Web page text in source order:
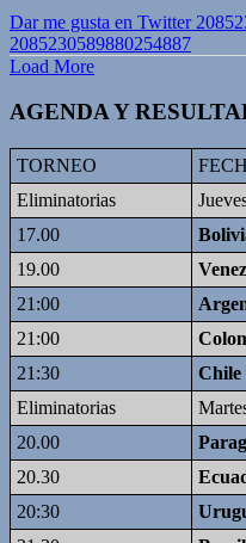
Dar me gusta en Twitter
2085230589880254887
Load More
AGENDA Y
TORNEO
Eliminatorias
17.00
19.00
21:00
21:00
21:30
Chile
Eliminatorias
20.00
20.30
20:30